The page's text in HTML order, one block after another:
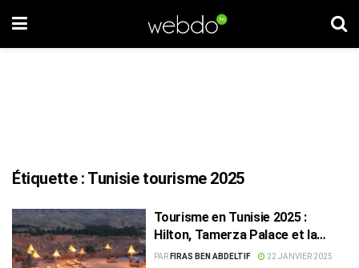
Étiquette : Tunisie tourisme 2025
Tourisme en Tunisie 2025 :
Hilton, Tamerza Palace et la
renaissance du secteur hôtelier
PAR FIRAS BEN ABDELTIF 22 JANVIER 2025